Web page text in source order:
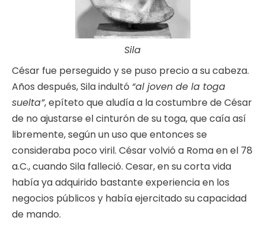
Sila
César fue perseguido y se puso precio a su cabeza.
Años después, Sila indultó “al joven de la toga
suelta”, epíteto que aludía a la costumbre de César
de no ajustarse el cinturón de su toga, que caía así
libremente, según un uso que entonces se
consideraba poco viril. César volvió a Roma en el 78
a.C., cuando Sila falleció. Cesar, en su corta vida
había ya adquirido bastante experiencia en los
negocios públicos y había ejercitado su capacidad
de mando.